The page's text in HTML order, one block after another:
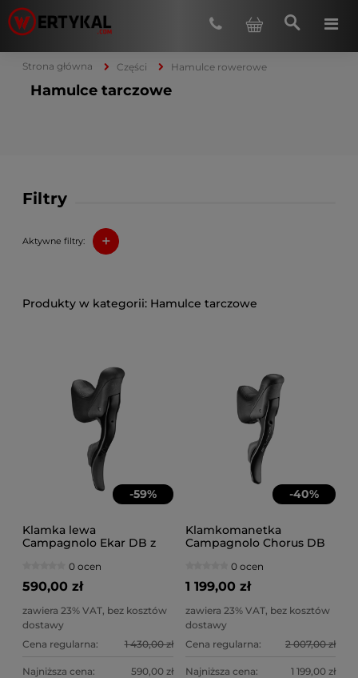
Strona główna Części Hamulce rowerowe
Hamulce tarczowe
Filtry
Aktywne filtry: +
Hamulce tarczowe
-59%
Klamka lewa
Campagnolo Ekar DB z
0 ocen
590,00 zł
zawiera 23% VAT, bez kosztów
dostawy
Cena regularna:
1 430,00 zł
Najniższa cena: 590,00 zł
-40%
Klamkomanetka
Campagnolo Chorus DB
0 ocen
1 199,00 zł
zawiera 23% VAT, bez kosztów
dostawy
Cena regularna:
2 007,00 zł
Najniższa cena: 1 199,00 zł